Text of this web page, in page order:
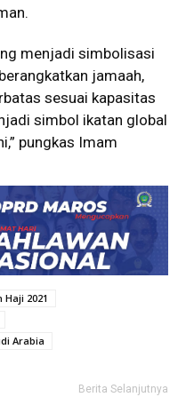
menjadi simbolisasi
jamaah,
sesuai kapasitas
simbol ikatan global
pungkas Imam
Haji 2021
Arabia
Berita Selanjutnya